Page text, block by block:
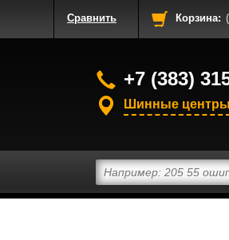
Сравнить Корзина:
+7 (383)
Шинные центры